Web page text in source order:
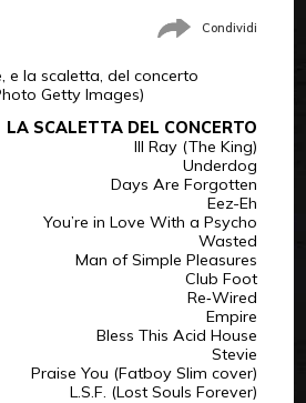
Condividi
e la scaletta, del concerto
Getty Images)
LA SCALETTA DEL CONCERTO
Ill Ray (The King)
Underdog
Days Are Forgotten
Eez-Eh
You’re in Love With a Psycho
Wasted
Man of Simple Pleasures
Club Foot
Re‐Wired
Empire
Bless This Acid House
Stevie
Praise You (Fatboy Slim cover)
L.S.F. (Lost Souls Forever)